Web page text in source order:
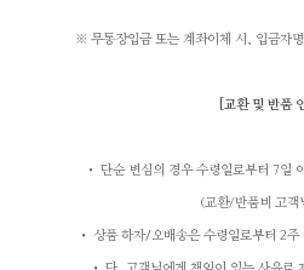
※ 무통장입금 또는 계좌이체 시, 입금자
교환 및 반품
• 단순 변심의 경우 수령일로부터 7일
(교환/반품비 고객
• 상품 하자/ 오배송은 수령일로부터 2